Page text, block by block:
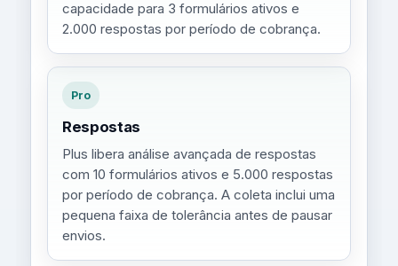
capacidade para 3 formulários ativos e
2.000 respostas por período de cobrança.
Pro
Respostas
Plus libera análise avançada de respostas
com 10 formulários ativos e 5.000 respostas
por período de cobrança. A coleta inclui uma
pequena faixa de tolerância antes de pausar
envios.